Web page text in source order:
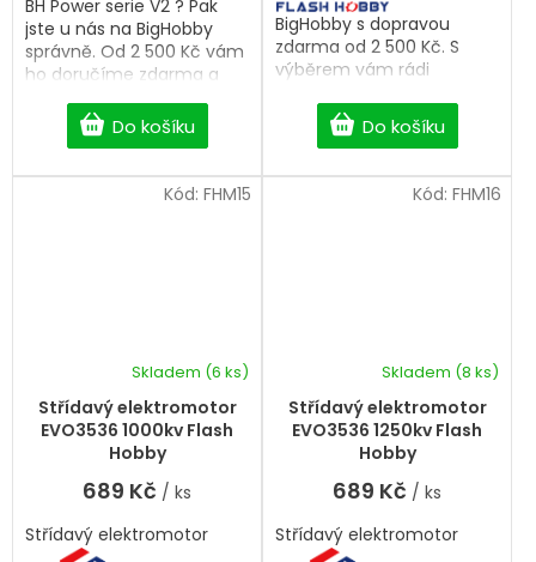
Do košíku
BH Power serie V2 ? Pak
jste u nás na BigHobby
správně. Od 2 500 Kč vám
ho doručíme zdarma a
bez čekání.
Do košíku
BigHobby s dopravou
zdarma od 2 500 Kč. S
výběrem vám rádi
Střídavý elektromotor
EVO3536 1000kv Flash
Hobby
Skladem (6 ks)
689 Kč / ks
Střídavý elektromotor
Kód: FHM15
Střídavý elektromotor
EVO3536 1250kv Flash
Hobby
Skladem (8 ks)
689 Kč / ks
Střídavý elektromotor
Kód: FHM16